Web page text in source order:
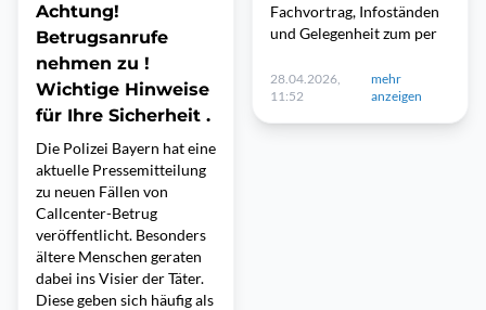
Achtung!
Betrugsanrufe
nehmen zu !
Wichtige Hinweise
für Ihre Sicherheit .
Die Polizei Bayern hat eine
aktuelle Pressemitteilung
zu neuen Fällen von
Callcenter-Betrug
veröffentlicht. Besonders
ältere Menschen geraten
dabei ins Visier der Täter.
Diese geben sich häufig als
Fachvortrag, Infoständen
und Gelegenheit zum per
28.04.2026,
11:52
mehr
anzeigen